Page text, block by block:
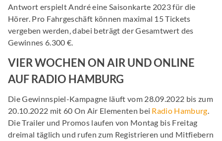
Antwort erspielt André eine Saisonkarte 2023 für die
Hörer. Pro Fahrgeschäft können maximal 15 Tickets
vergeben werden, dabei beträgt der Gesamtwert des
Gewinnes 6.300 €.
VIER WOCHEN ON AIR UND ONLINE
AUF RADIO HAMBURG
Die Gewinnspiel-Kampagne läuft vom 28.09.2022 bis zum
20.10.2022 mit 60 On Air Elementen bei Radio Hamburg.
Die Trailer und Promos laufen von Montag bis Freitag
dreimal täglich und rufen zum Registrieren und Mitfiebern